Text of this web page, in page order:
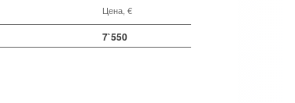
Цена, €
7`550